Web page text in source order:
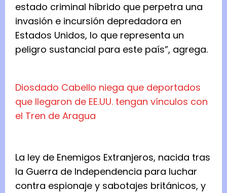
estado criminal híbrido que perpetra una
invasión e incursión depredadora en
Estados Unidos, lo que representa un
peligro sustancial para este país”, agrega.
Diosdado Cabello niega que deportados
que llegaron de EE.UU. tengan vínculos con
el Tren de Aragua
La ley de Enemigos Extranjeros, nacida tras
la Guerra de Independencia para luchar
contra espionaje y sabotajes británicos, y